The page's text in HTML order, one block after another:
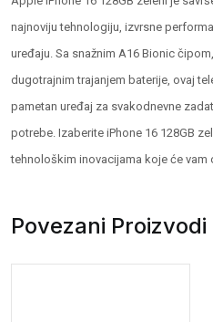
najnoviju tehnologiju, izvrsne
uređaju. Sa snažnim A16 Bionic
dugotrajnim trajanjem baterije, ovaj
pametan uređaj za svakodnevne
potrebe. Izaberite iPhone 16 128GB
tehnološkim inovacijama koje će vam
Povezani Proizvodi